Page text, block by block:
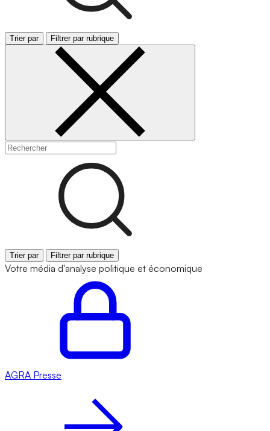
Trier par Filtrer par rubrique
Trier par Filtrer par rubrique
Votre média d'analyse politique et économique
AGRA Presse